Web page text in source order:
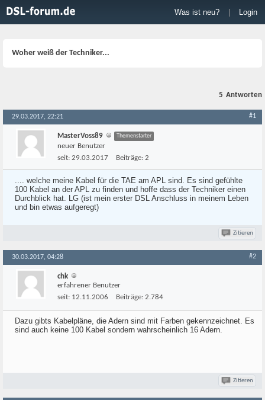
Was ist neu? Login
Woher weiß der Techniker...
5 Antworten
29.03.2017, 22:21 #1
MasterVoss89 Themenstarter
neuer Benutzer
seit: 29.03.2017 Beiträge: 2
.... welche meine Kabel für die TAE am APL sind. Es sind gefühlte
100 Kabel an der APL zu finden und hoffe dass der Techniker einen
Durchblick hat. LG (ist mein erster DSL Anschluss in meinem Leben
und bin etwas aufgeregt)
Zitieren
30.03.2017, 04:28 #2
chk
erfahrener Benutzer
seit: 12.11.2006 Beiträge: 2.784
Dazu gibts Kabelpläne, die Adern sind mit Farben gekennzeichnet. Es
sind auch keine 100 Kabel sondern wahrscheinlich 16 Adern.
Zitieren